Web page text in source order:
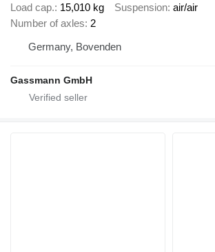
Load cap. 15,010 kg Suspension air/air
Number of axles 2
Germany, Bovenden
Gassmann GmbH